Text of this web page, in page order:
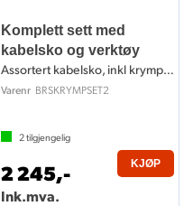
Komplett sett med
kabelsko og verktøy
Assortert kabelsko, inkl krympeverktøy
Varenr BRSKRYMPSET2
2tilgjengelig
2 245,-
Ink.mva.
KJØP